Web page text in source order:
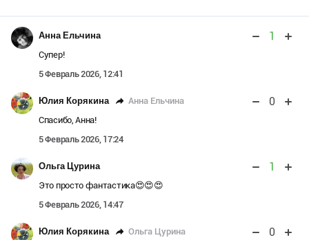
Анна Ельчина 1
Супер!
5 Февраль 2026, 12:41
Юлия Корякина Анна Ельчина 0
Спасибо, Анна!
5 Февраль 2026, 17:24
Ольга Цурина 1
Это просто фантастика😍😍😍
5 Февраль 2026, 14:47
Юлия Корякина Ольга Цурина 0